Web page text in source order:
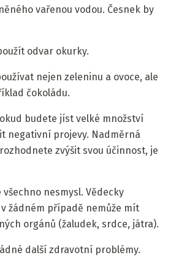
vařenou vodou. Česnek by
odvar okurky.
nejen zeleninu a ovoce, ale
čokoládu.
budete jíst velké množství
negativní projevy. Nadměrná
zvýšit svou účinnost, je
nesmysl. Vědecky
žádném případě nemůže mít
orgánů (žaludek, srdce, játra).
další zdravotní problémy.